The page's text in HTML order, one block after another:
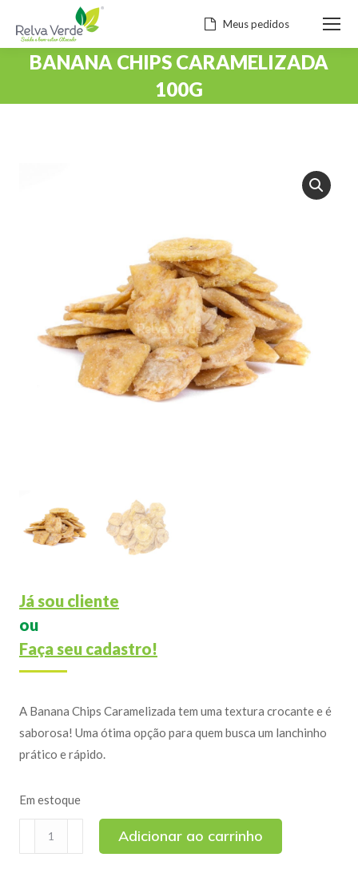
Meus pedidos
BANANA CHIPS CARAMELIZADA
100G
Já sou cliente
ou
Faça seu cadastro!
A Banana Chips Caramelizada tem uma textura crocante e é
saborosa! Uma ótima opção para quem busca um lanchinho
prático e rápido.
Em estoque
Adicionar ao carrinho